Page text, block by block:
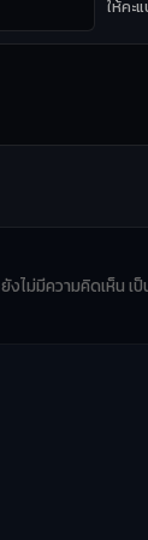
ให้คะ
ยังไม่มีความคิดเห็น เ